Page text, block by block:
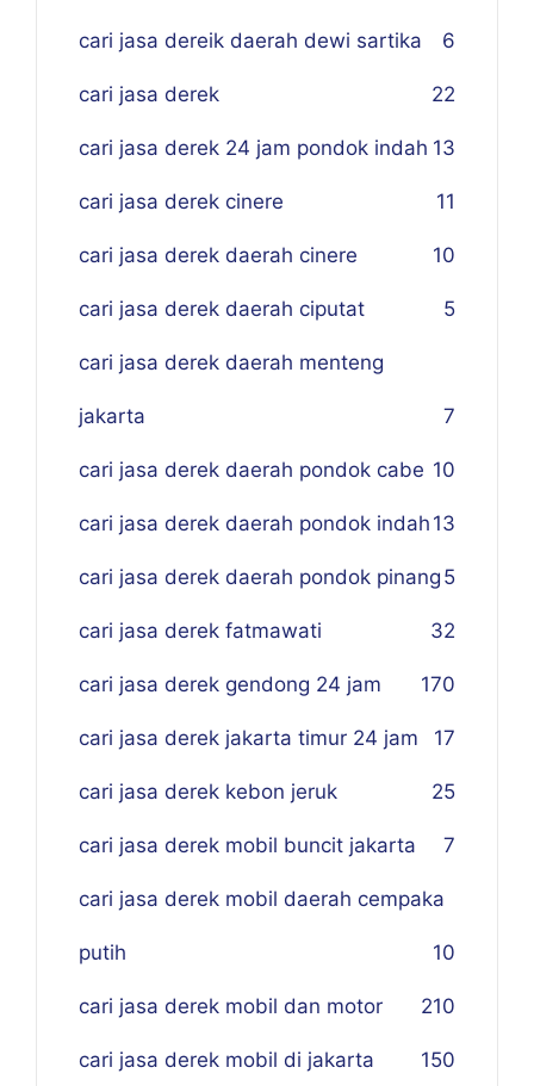
cari jasa dereik daerah dewi sartika 6
cari jasa derek 22
cari jasa derek 24 jam pondok indah 13
cari jasa derek cinere 11
cari jasa derek daerah cinere 10
cari jasa derek daerah ciputat 5
cari jasa derek daerah menteng
jakarta 7
cari jasa derek daerah pondok cabe 10
cari jasa derek daerah pondok indah 13
cari jasa derek daerah pondok pinang 5
cari jasa derek fatmawati 32
cari jasa derek gendong 24 jam 170
cari jasa derek jakarta timur 24 jam 17
cari jasa derek kebon jeruk 25
cari jasa derek mobil buncit jakarta 7
cari jasa derek mobil daerah cempaka
putih 10
cari jasa derek mobil dan motor 210
cari jasa derek mobil di jakarta 150